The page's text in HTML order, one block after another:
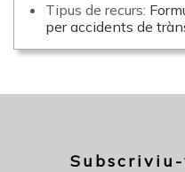
Tipus de recurs:
per accidents de